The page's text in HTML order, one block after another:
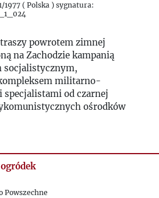
1977 ( Polska ) sygnatura:
powrotem zimnej
na Zachodzie kampanią
socjalistycznym,
militarno-
specjalistami od czarnej
ośrodków
Powszechne